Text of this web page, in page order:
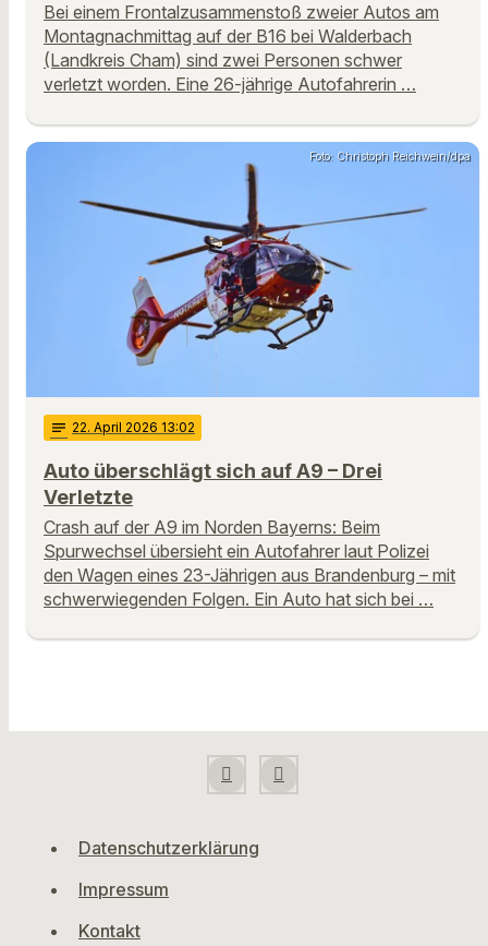
Bei einem Frontalzusammenstoß zweier Autos am
Montagnachmittag auf der B16 bei Walderbach
(Landkreis Cham) sind zwei Personen schwer
verletzt worden. Eine 26-jährige Autofahrerin …
Foto: Christoph Reichwein/dpa
notes 22. April 2026 13:02
Auto überschlägt sich auf A9 – Drei
Verletzte
Crash auf der A9 im Norden Bayerns: Beim
Spurwechsel übersieht ein Autofahrer laut Polizei
den Wagen eines 23-Jährigen aus Brandenburg – mit
schwerwiegenden Folgen. Ein Auto hat sich bei …
Datenschutzerklärung
Impressum
Kontakt